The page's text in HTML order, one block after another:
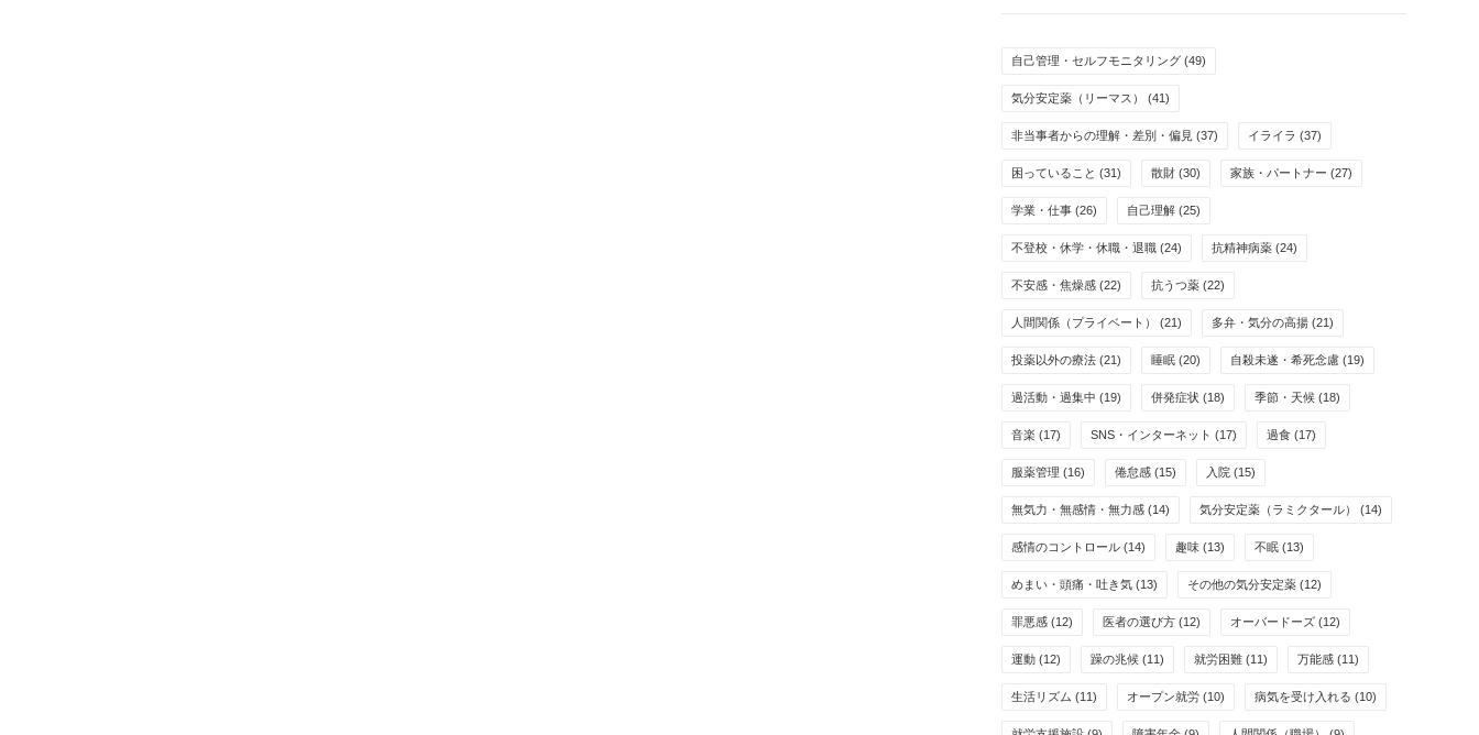
自己管理・セルフモニタリング (49)
気分安定薬（リーマス） (41)
非当事者からの理解・差別・偏見 (37) イライラ (37)
困っていること (31) 散財 (30) 家族・パートナー (27)
学業・仕事 (26) 自己理解 (25)
不登校・休学・休職・退職 (24) 抗精神病薬 (24)
不安感・焦燥感 (22) 抗うつ薬 (22)
人間関係（プライベート） (21) 多弁・気分の高揚 (21)
投薬以外の療法 (21) 睡眠 (20) 自殺未遂・希死念慮 (19)
過活動・過集中 (19) 併発症状 (18) 季節・天候 (18)
音楽 (17) SNS・インターネット (17) 過食 (17)
服薬管理 (16) 倦怠感 (15) 入院 (15)
無気力・無感情・無力感 (14) 気分安定薬（ラミクタール） (14)
感情のコントロール (14) 趣味 (13) 不眠 (13)
めまい・頭痛・吐き気 (13) その他の気分安定薬 (12)
罪悪感 (12) 医者の選び方 (12) オーバードーズ (12)
運動 (12) 躁の兆候 (11) 就労困難 (11) 万能感 (11)
生活リズム (11) オープン就労 (10) 病気を受け入れる (10)